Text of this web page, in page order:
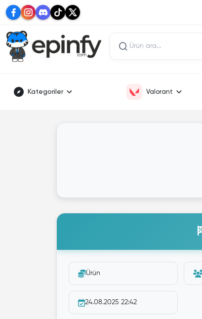
Kategoriler Valorant
Ürün
24.08.2025 22:42